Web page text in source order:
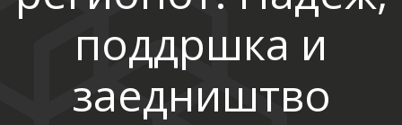
поддршка и
заедништво